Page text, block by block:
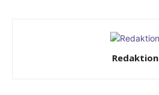
Redaktion